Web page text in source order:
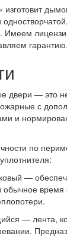
Имеем
гарантию.
двери — это
с
и
по
—
время
— лента,